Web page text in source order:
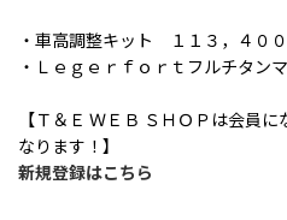
・車高調整キット １１３，４０
・Ｌｅｇｅｒｆｏｒｔフルチタ
【Ｔ＆Ｅ ＷＥＢ ＳＨＯＰは会員
なります！】
新規登録はこちら